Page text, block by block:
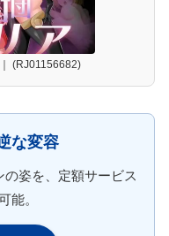
(RJ01156682)
な変容
姿を、定額サービス
能。